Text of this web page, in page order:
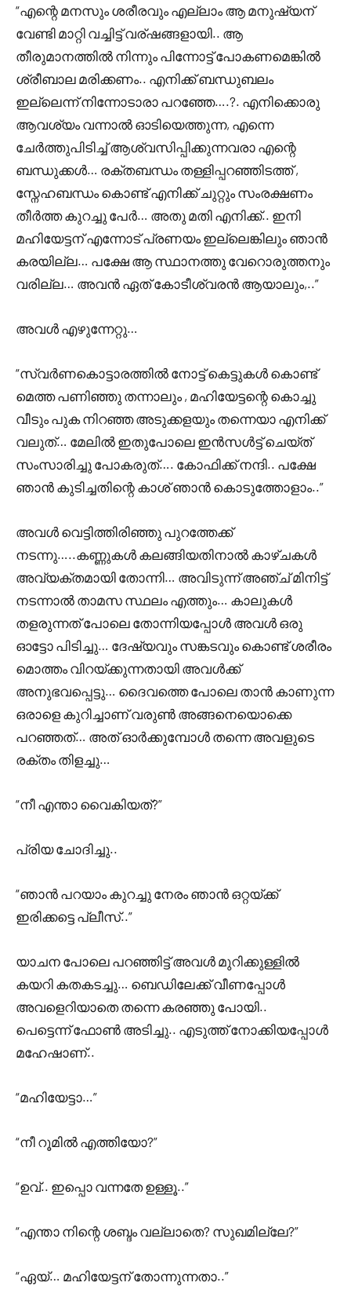
“എന്റെ മനസും ശരീരവും എല്ലാം ആ മനുഷ്യന്
വേണ്ടി മാറ്റി വച്ചിട്ട് വര്ഷങ്ങളായി.. ആ
തീരുമാനത്തിൽ നിന്നും പിന്നോട്ട് പോകണമെങ്കിൽ
ശ്രീബാല മരിക്കണം.. എനിക്ക് ബന്ധുബലം
ഇല്ലെന്ന് നിന്നോടാരാ പറഞ്ഞേ….?. എനിക്കൊരു
ആവശ്യം വന്നാൽ ഓടിയെത്തുന്ന, എന്നെ
ചേർത്തുപിടിച്ച് ആശ്വസിപ്പിക്കുന്നവരാ എന്റെ
ബന്ധുക്കൾ… രക്തബന്ധം തള്ളിപ്പറഞ്ഞിടത്ത് ,
സ്നേഹബന്ധം കൊണ്ട് എനിക്ക് ചുറ്റും സംരക്ഷണം
തീർത്ത കുറച്ചു പേർ… അതു മതി എനിക്ക്.. ഇനി
മഹിയേട്ടന് എന്നോട് പ്രണയം ഇല്ലെങ്കിലും ഞാൻ
കരയില്ല… പക്ഷേ ആ സ്ഥാനത്തു വേറൊരുത്തനും
വരില്ല… അവൻ ഏത് കോടീശ്വരൻ ആയാലും,..”
അവൾ എഴുന്നേറ്റു…
“സ്വർണകൊട്ടാരത്തിൽ നോട്ട് കെട്ടുകൾ കൊണ്ട്
മെത്ത പണിഞ്ഞു തന്നാലും , മഹിയേട്ടന്റെ കൊച്ചു
വീടും പുക നിറഞ്ഞ അടുക്കളയും തന്നെയാ എനിക്ക്
വലുത്… മേലിൽ ഇതുപോലെ ഇൻസൾട്ട് ചെയ്ത്
സംസാരിച്ചു പോകരുത്…. കോഫിക്ക് നന്ദി.. പക്ഷേ
ഞാൻ കുടിച്ചതിന്റെ കാശ് ഞാൻ കൊടുത്തോളാം..”
അവൾ വെട്ടിത്തിരിഞ്ഞു പുറത്തേക്ക്
നടന്നു…..കണ്ണുകൾ കലങ്ങിയതിനാൽ കാഴ്ചകൾ
അവ്യക്തമായി തോന്നി… അവിടുന്ന് അഞ്ച് മിനിട്ട്
നടന്നാൽ താമസ സ്ഥലം എത്തും… കാലുകൾ
തളരുന്നത് പോലെ തോന്നിയപ്പോൾ അവൾ ഒരു
ഓട്ടോ പിടിച്ചു… ദേഷ്യവും സങ്കടവും കൊണ്ട് ശരീരം
മൊത്തം വിറയ്ക്കുന്നതായി അവൾക്ക്
അനുഭവപ്പെട്ടു… ദൈവത്തെ പോലെ താൻ കാണുന്ന
ഒരാളെ കുറിച്ചാണ് വരുൺ അങ്ങനെയൊക്കെ
പറഞ്ഞത്… അത് ഓർക്കുമ്പോൾ തന്നെ അവളുടെ
രക്തം തിളച്ചു…
“നീ എന്താ വൈകിയത്?”
പ്രിയ ചോദിച്ചു..
“ഞാൻ പറയാം കുറച്ചു നേരം ഞാൻ ഒറ്റയ്ക്ക്
ഇരിക്കട്ടെ പ്ലീസ്..”
യാചന പോലെ പറഞ്ഞിട്ട് അവൾ മുറിക്കുള്ളിൽ
കയറി കതകടച്ചു… ബെഡിലേക്ക് വീണപ്പോൾ
അവളെറിയാതെ തന്നെ കരഞ്ഞു പോയി..
പെട്ടെന്ന് ഫോൺ അടിച്ചു.. എടുത്ത് നോക്കിയപ്പോൾ
മഹേഷാണ്..
“മഹിയേട്ടാ…”
“നീ റൂമിൽ എത്തിയോ?”
“ഉവ്‌.. ഇപ്പൊ വന്നതേ ഉള്ളൂ..”
“എന്താ നിന്റെ ശബ്ദം വല്ലാതെ? സുഖമില്ലേ?”
“ഏയ്‌… മഹിയേട്ടന് തോന്നുന്നതാ..”